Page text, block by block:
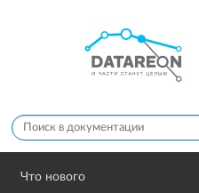
Что нового